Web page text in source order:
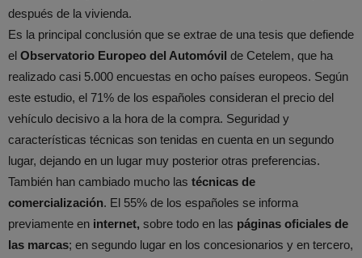
después de la vivienda.
Es la principal conclusión que se extrae de una tesis que defiende
el Observatorio Europeo del Automóvil de Cetelem, que ha
realizado casi 5.000 encuestas en ocho países europeos. Según
este estudio, el 71% de los españoles consideran el precio del
vehículo decisivo a la hora de la compra. Seguridad y
características técnicas son tenidas en cuenta en un segundo
lugar, dejando en un lugar muy posterior otras preferencias.
También han cambiado mucho las técnicas de
comercialización. El 55% de los españoles se informa
previamente en internet, sobre todo en las páginas oficiales de
las marcas; en segundo lugar en los concesionarios y en tercero,